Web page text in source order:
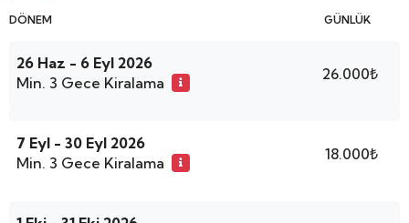
DÖNEM GÜNLÜK
26 Haz - 6 Eyl 2026
Min. 3 Gece Kiralama
26.000₺
7 Eyl - 30 Eyl 2026
Min. 3 Gece Kiralama
18.000₺